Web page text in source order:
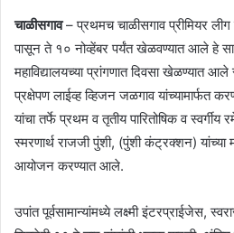
चाळीसगाव– प्रथमच चाळीसगाव प्रीमियर
पासून ते १० नोव्हेंबर पर्यंत खेळवण्यात आले हे
महाविद्यालयच्या प्रांगणात दिवसा खेळण्यात
प्रक्षेपण लाईव्ह व्हिजन जळगाव यांच्यामार्फत
यांचा तर्फे प्रथम व तृतीय पारितोषिक व स्वर्गीय
स्मरणार्थ राजजी पुंशी, (पुंशी कंट्रक्शन) यांच्या
आयोजन करण्यात आले.
उपांत पूर्वसामान्यांमध्ये लक्ष्मी इंटरप्राईजेस,